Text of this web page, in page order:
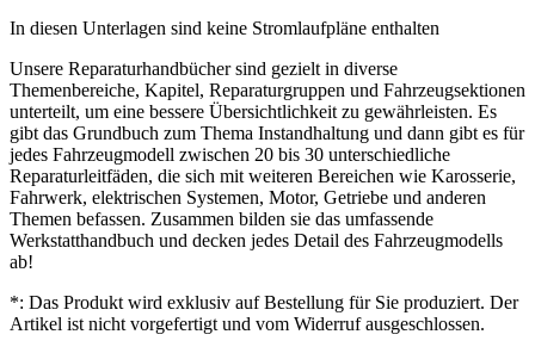
In diesen Unterlagen sind keine Stromlaufpläne enthalten
Unsere Reparaturhandbücher sind gezielt in diverse
Themenbereiche, Kapitel, Reparaturgruppen und Fahrzeugsektionen
unterteilt, um eine bessere Übersichtlichkeit zu gewährleisten. Es
gibt das Grundbuch zum Thema Instandhaltung und dann gibt es für
jedes Fahrzeugmodell zwischen 20 bis 30 unterschiedliche
Reparaturleitfäden, die sich mit weiteren Bereichen wie Karosserie,
Fahrwerk, elektrischen Systemen, Motor, Getriebe und anderen
Themen befassen. Zusammen bilden sie das umfassende
Werkstatthandbuch und decken jedes Detail des Fahrzeugmodells
ab!
*: Das Produkt wird exklusiv auf Bestellung für Sie produziert. Der
Artikel ist nicht vorgefertigt und vom Widerruf ausgeschlossen.